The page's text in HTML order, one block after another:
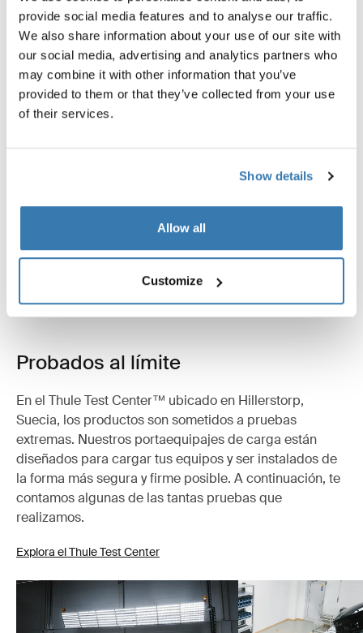
provide social media features and to analyse our traffic.
We also share information about your use of our site with
our social media, advertising and analytics partners who
may combine it with other information that you’ve
provided to them or that they’ve collected from your use
of their services.
Show details
Allow all
Customize
Toggle overview
Descripción del producto
Toggle guides and instructions
Probados al límite
En el Thule Test Center™ ubicado en Hillerstorp,
Suecia, los productos son sometidos a pruebas
extremas. Nuestros portaequipajes de carga están
diseñados para cargar tus equipos y ser instalados de
la forma más segura y firme posible. A continuación, te
contamos algunas de las tantas pruebas que
realizamos.
Explora el Thule Test Center